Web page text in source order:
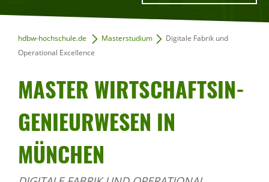
hdbw-hochschule.de Masterstudium
Digitale Fabrik und
Operational Excellence
MASTER WIRT­SCHAFTS­IN­
GE­NIEUR­WESEN IN
MÜNCHEN